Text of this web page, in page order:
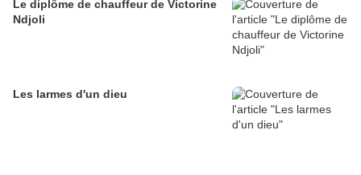
Le diplôme de chauffeur de Victorine
Ndjoli
Les larmes d'un dieu